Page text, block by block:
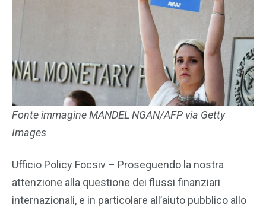
Fonte immagineMANDEL NGAN/AFP via Getty
Images
Ufficio Policy Focsiv – Proseguendo la nostra
attenzione alla questione dei flussi finanziari
internazionali, e in particolare all’aiuto pubblico allo